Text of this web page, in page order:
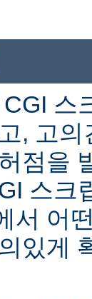
스
, 고
점을
스크
서 어
있게